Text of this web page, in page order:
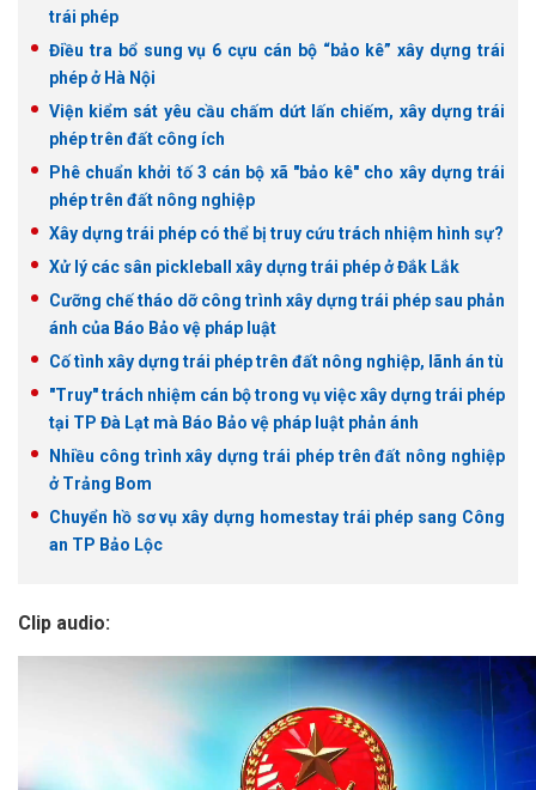
trái phép
Điều tra bổ sung vụ 6 cựu cán bộ “bảo kê” xây dựng trái
phép ở Hà Nội
Viện kiểm sát yêu cầu chấm dứt lấn chiếm, xây dựng trái
phép trên đất công ích
Phê chuẩn khởi tố 3 cán bộ xã "bảo kê" cho xây dựng trái
phép trên đất nông nghiệp
Xây dựng trái phép có thể bị truy cứu trách nhiệm hình sự?
Xử lý các sân pickleball xây dựng trái phép ở Đắk Lắk
Cưỡng chế tháo dỡ công trình xây dựng trái phép sau phản
ánh của Báo Bảo vệ pháp luật
Cố tình xây dựng trái phép trên đất nông nghiệp, lãnh án tù
"Truy" trách nhiệm cán bộ trong vụ việc xây dựng trái phép
tại TP Đà Lạt mà Báo Bảo vệ pháp luật phản ánh
Nhiều công trình xây dựng trái phép trên đất nông nghiệp
ở Trảng Bom
Chuyển hồ sơ vụ xây dựng homestay trái phép sang Công
an TP Bảo Lộc
Clip audio: